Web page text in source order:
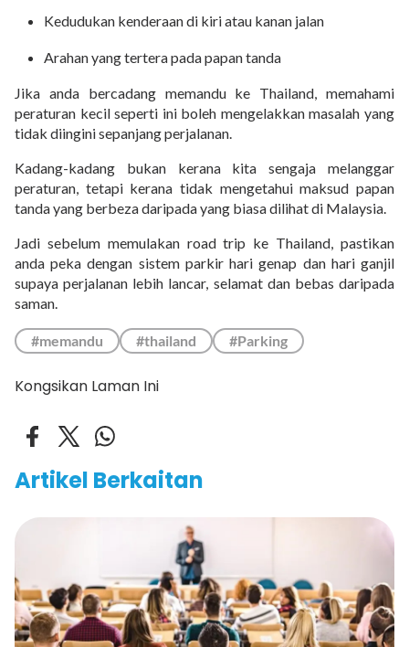
Kedudukan kenderaan di kiri atau kanan jalan
Arahan yang tertera pada papan tanda
Jika anda bercadang memandu ke Thailand, memahami
peraturan kecil seperti ini boleh mengelakkan masalah yang
tidak diingini sepanjang perjalanan.
Kadang-kadang bukan kerana kita sengaja melanggar
peraturan, tetapi kerana tidak mengetahui maksud papan
tanda yang berbeza daripada yang biasa dilihat di Malaysia.
Jadi sebelum memulakan road trip ke Thailand, pastikan
anda peka dengan sistem parkir hari genap dan hari ganjil
supaya perjalanan lebih lancar, selamat dan bebas daripada
saman.
#memandu #thailand #Parking
Kongsikan Laman Ini
Artikel Berkaitan